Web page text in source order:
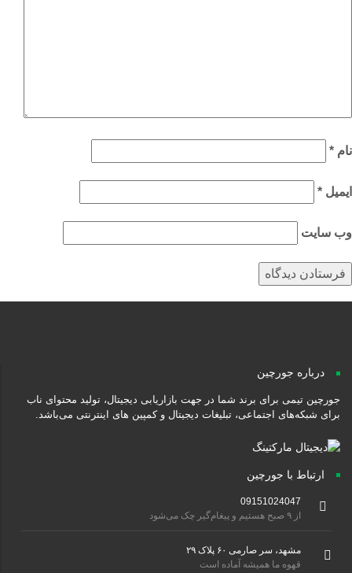
*
*
سایت
درباره جورچین
جورچین تیمی برای برند شما در جهت بازاریابی دیجیتال، تولید محتوای ناب
برای شبکه‌های اجتماعی، تبلیغات دیجیتال و کمپین های اینترنتی می‌باشد.
ارتباط با جورچین
09151024047
مشهد، سر صارمی ۶۰ پلاک ۲۹
قهوه ما همیشه آماده است